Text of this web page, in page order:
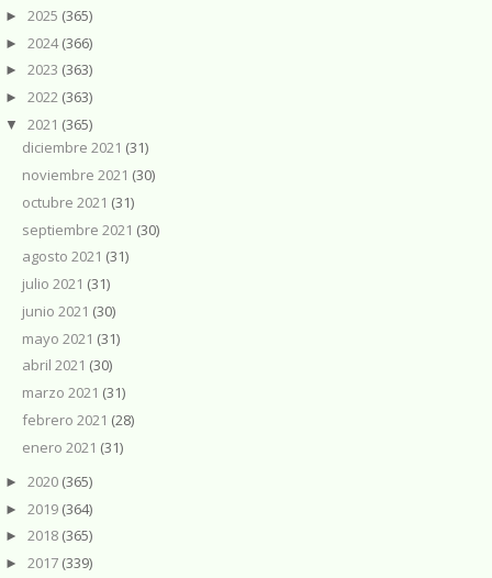
► 2025 (365)
► 2024(366)
► 2023 (363)
► 2022 (363)
▼ 2021 (365)
diciembre 2021 (31)
noviembre 2021 (30)
octubre 2021 (31)
septiembre 2021 (30)
agosto 2021 (31)
julio 2021 (31)
junio 2021 (30)
mayo 2021 (31)
abril 2021 (30)
marzo 2021 (31)
febrero 2021 (28)
enero 2021 (31)
► 2020 (365)
► 2019 (364)
► 2018 (365)
► 2017 (339)